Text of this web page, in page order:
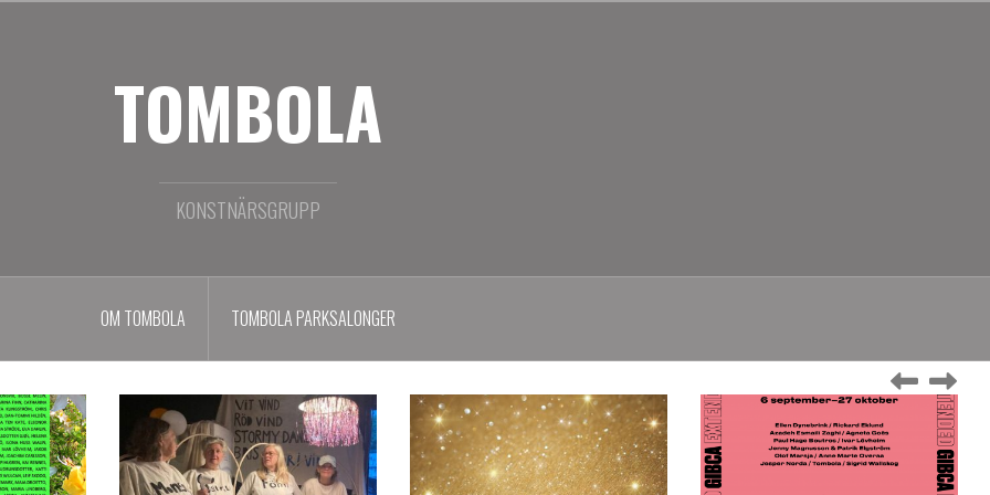
TOMBOLA
KONSTNÄRSGRUPP
OM TOMBOLA TOMBOLA PARKSALONGER